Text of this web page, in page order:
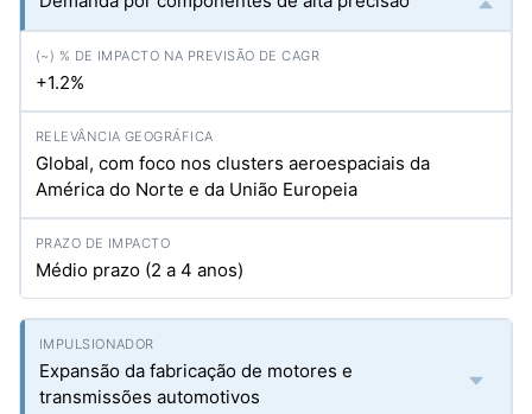
+1.2%
Global, com foco nos clusters aeroespaciais da
América do Norte e da União Europeia
Médio prazo (2 a 4 anos)
Expansão da fabricação de motores e
transmissões automotivos